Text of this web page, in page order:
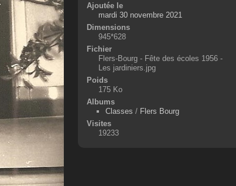
Ajoutée le
mardi 30 novembre 2021
Dimensions
945*628
Fichier
Flers-Bourg - Fête des écoles 1956 -
Les jardiniers.jpg
Poids
175 Ko
Albums
Classes / Flers Bourg
Visites
19233